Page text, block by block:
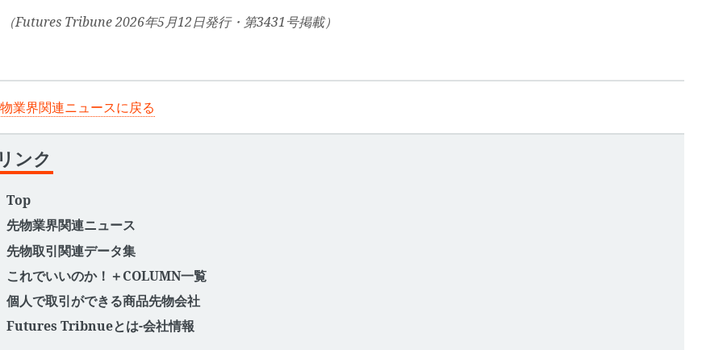
（Futures Tribune 2026年5月12日発行・第3431号掲載）
業界関連ニュースに戻る
ンク
Top
先物業界関連ニュース
先物取引関連データ集
これでいいのか！＋COLUMN一覧
個人で取引ができる商品先物会社
Futures Tribnueとは-会社情報